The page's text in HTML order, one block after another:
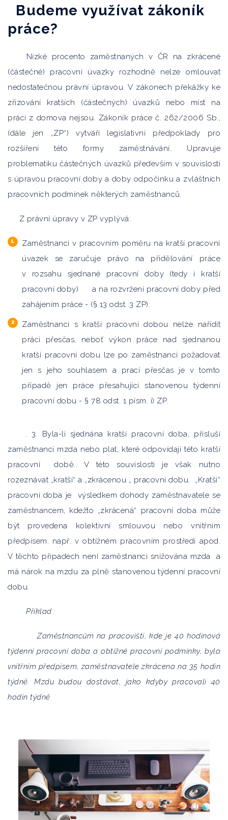
Budeme využívat zákoník
práce?
Nízké procento zaměstnaných v ČR na zkrácené
(částečné) pracovní úvazky rozhodně nelze omlouvat
nedostatečnou právní úpravou. V zákonech překážky ke
zřizování kratších (částečných) úvazků nebo míst na
práci z domova nejsou. Zákoník práce č. 262/2006 Sb.,
(dále jen „ZP“) vytváří legislativní předpoklady pro
rozšíření této formy zaměstnávání. Upravuje
problematiku částečných úvazků především v souvislosti
s úpravou pracovní doby a doby odpočinku a zvláštních
pracovních podmínek některých zaměstnanců.
Z právní úpravy v ZP vyplývá:
Zaměstnanci v pracovním poměru na kratší pracovní
úvazek se zaručuje právo na přidělování práce
v rozsahu sjednané pracovní doby (tedy i kratší
pracovní doby) a na rozvržení pracovní doby před
zahájením práce - (§ 13 odst. 3 ZP).
Zaměstnanci s kratší pracovní dobou nelze nařídit
práci přesčas, neboť výkon práce nad sjednanou
kratší pracovní dobu lze po zaměstnanci požadovat
jen s jeho souhlasem a prací přesčas je v tomto
případě jen práce přesahující stanovenou týdenní
pracovní dobu - § 78 odst. 1 písm. i) ZP.
. 3. Byla-li sjednána kratší pracovní doba, přísluší
zaměstnanci mzda nebo plat, které odpovídají této kratší
pracovní době.. V této souvislosti je však nutno
rozeznávat „kratší“ a „zkrácenou „ pracovní dobu. „Kratší“
pracovní doba je výsledkem dohody zaměstnavatele se
zaměstnancem, kdežto „zkrácená“ pracovní doba může
být provedena kolektivní smlouvou nebo vnitřním
předpisem. např. v obtížném pracovním prostředí apod.
V těchto případech není zaměstnanci snižována mzda a
má nárok na mzdu za plně stanovenou týdenní pracovní
dobu.
Příklad :
Zaměstnancům na pracovišti, kde je 40 hodinová
týdenní pracovní doba a obtížné pracovní podmínky, byla
vnitřním předpisem, zaměstnavatele zkrácena na 35 hodin
týdně. Mzdu budou dostávat, jako kdyby pracovali 40
hodin týdně